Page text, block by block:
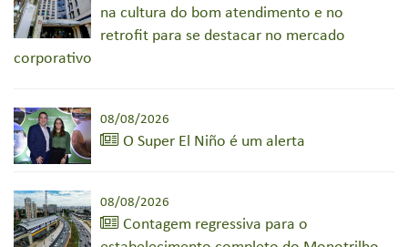
na cultura do bom atendimento e no
retrofit para se destacar no mercado
corporativo
08/08/2026
O Super El Niño é um alerta
08/08/2026
Contagem regressiva para o